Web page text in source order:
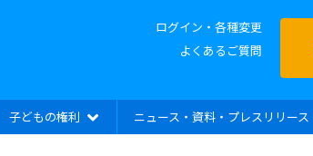
ログイン・各種変更
よくあるご質問
子どもの権利 ニュース・資料・プレスリリース